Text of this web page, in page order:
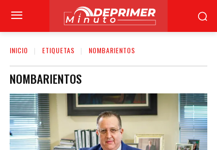
INICIO ETIQUETAS NOMBARIENTOS
NOMBARIENTOS